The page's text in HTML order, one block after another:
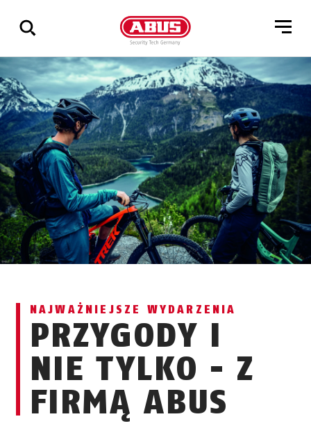
Pokaż
wszystkie
wyniki
NAJWAŻNIEJSZE WYDARZENIA
PRZYGODY I
NIE TYLKO - Z
FIRMĄ ABUS